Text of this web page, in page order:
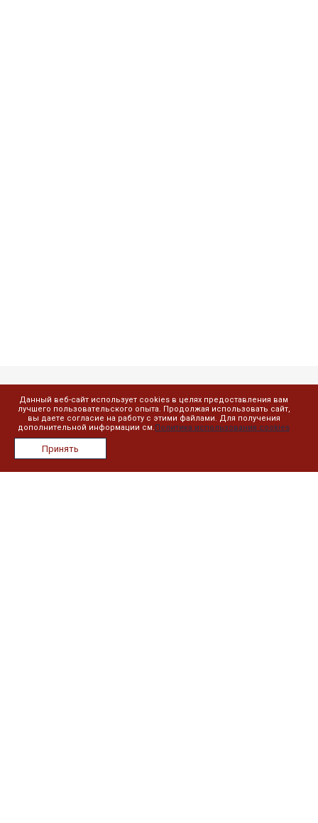
Данный веб-сайт использует cookies в целях предоставления вам
лучшего пользовательского опыта. Продолжая использовать сайт,
вы даете согласие на работу с этими файлами. Для получения
дополнительной информации см.Политика использования cookies
Принять
Компания
О компании
Сотрудники